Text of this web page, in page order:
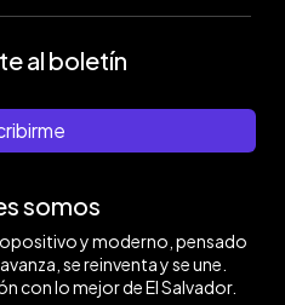
al boletín
somos
y moderno, pensado
se reinventa y se une.
con lo mejor de El Salvador.